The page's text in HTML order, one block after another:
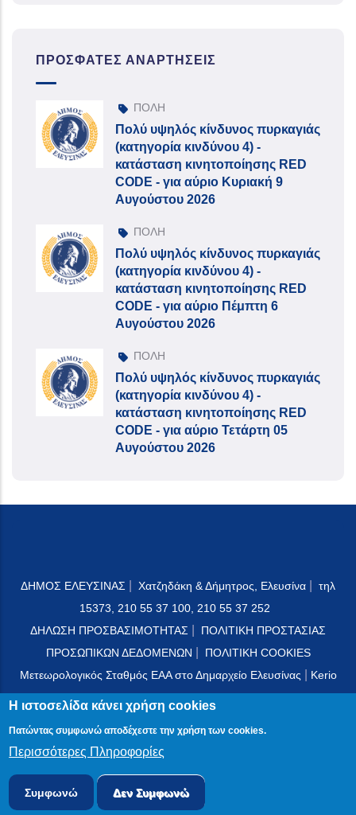
ΠΡΌΣΦΑΤΕΣ ΑΝΑΡΤΉΣΕΙΣ
ΠΟΛΗ
Πολύ υψηλός κίνδυνος πυρκαγιάς
(κατηγορία κινδύνου 4) -
κατάσταση κινητοποίησης RED
CODE - για αύριο Κυριακή 9
Αυγούστου 2026
ΠΟΛΗ
Πολύ υψηλός κίνδυνος πυρκαγιάς
(κατηγορία κινδύνου 4) -
κατάσταση κινητοποίησης RED
CODE - για αύριο Πέμπτη 6
Αυγούστου 2026
ΠΟΛΗ
Πολύ υψηλός κίνδυνος πυρκαγιάς
(κατηγορία κινδύνου 4) -
κατάσταση κινητοποίησης RED
CODE - για αύριο Τετάρτη 05
Αυγούστου 2026
ΔΗΜΟΣ ΕΛΕΥΣΙΝΑΣ Χατζηδάκη & Δήμητρος, Ελευσίνα
τηλ
15373, 210 55 37 100, 210 55 37 252
ΔΗΛΩΣΗ ΠΡΟΣΒΑΣΙΜΟΤΗΤΑΣ
ΠΟΛΙΤΙΚΗ ΠΡΟΣΤΑΣΙΑΣ
ΠΡΟΣΩΠΙΚΩΝ ΔΕΔΟΜΕΝΩΝ
ΠΟΛΙΤΙΚΗ COOKIES
Μετεωρολογικός Σταθμός ΕΑΑ στο Δημαρχείο Ελευσίνας
Kerio
Mail Server
Η ιστοσελίδα κάνει χρήση cookies
Πατώντας συμφωνώ αποδέχεστε την χρήση των cookies.
Περισσότερες Πληροφορίες
Συμφωνώ Δεν Συμφωνώ